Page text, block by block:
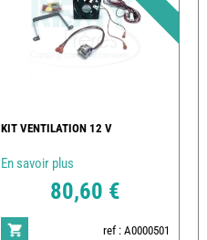
KIT VENTILATION 12 V
En savoir plus
80,60 €
ref : A0000501